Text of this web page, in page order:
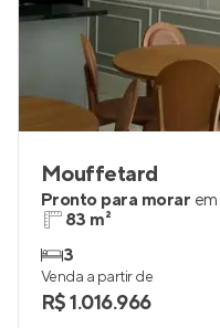
Mouffetard
Pronto para morar em
83 m²
3
Venda a partir de
R$ 1.016.966